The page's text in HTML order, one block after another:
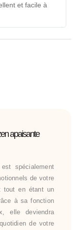
et facile à
apaisante
spécialement
de votre
tout en étant un
à sa fonction
elle deviendra
de votre